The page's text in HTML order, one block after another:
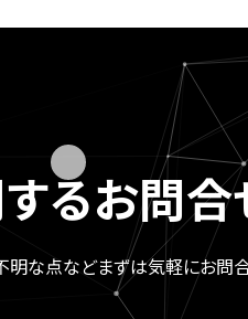
るお問合
明な点などまずは気軽にお問合